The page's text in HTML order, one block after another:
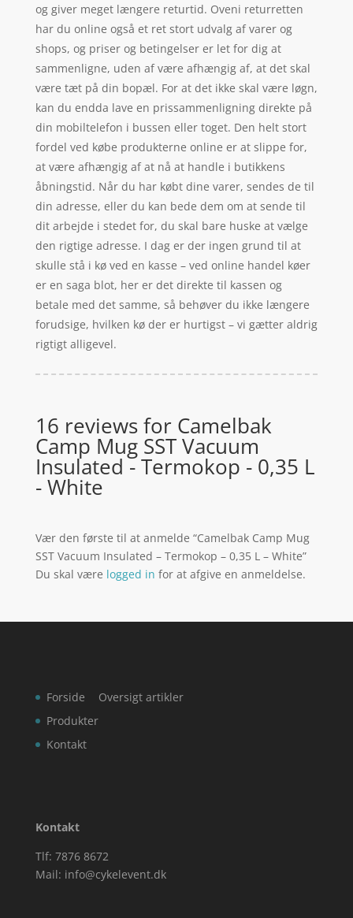
og giver meget længere returtid. Oveni returretten
har du online også et ret stort udvalg af varer og
shops, og priser og betingelser er let for dig at
sammenligne, uden af være afhængig af, at det skal
være tæt på din bopæl. For at det ikke skal være løgn,
kan du endda lave en prissammenligning direkte på
din mobiltelefon i bussen eller toget. Den helt stort
fordel ved købe produkterne online er at slippe for,
at være afhængig af at nå at handle i butikkens
åbningstid. Når du har købt dine varer, sendes de til
din adresse, eller du kan bede dem om at sende til
dit arbejde i stedet for, du skal bare huske at vælge
den rigtige adresse. I dag er der ingen grund til at
skulle stå i kø ved en kasse – ved online handel køer
er en saga blot, her er det direkte til kassen og
betale med det samme, så behøver du ikke længere
forudsige, hvilken kø der er hurtigst – vi gætter aldrig
rigtigt alligevel.
16 reviews for Camelbak
Camp Mug SST Vacuum
Insulated - Termokop - 0,35 L
- White
Vær den første til at anmelde “Camelbak Camp Mug
SST Vacuum Insulated – Termokop – 0,35 L – White”
Du skal være logged in for at afgive en anmeldelse.
Forside
Produkter
Kontakt
Oversigt artikler
Kontakt
Tlf: 7876 8672
Mail: info@cykelevent.dk